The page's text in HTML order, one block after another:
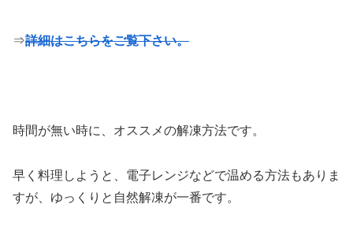
⇒詳細はこちらをご覧下さい。
時間が無い時に、オススメの解凍方法です。
早く料理しようと、電子レンジなどで温める方法もありま
すが、ゆっくりと自然解凍が一番です。